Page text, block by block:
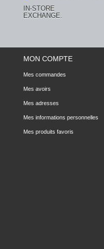
IN-STORE
EXCHANGE.
MON COMPTE
Mes commandes
Mes avoirs
Mes adresses
Mes informations personnelles
Mes produits favoris